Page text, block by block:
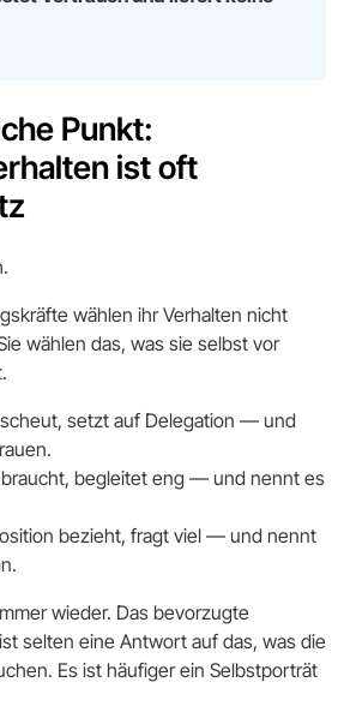
Punkt:
ist oft
wählen ihr Verhalten nicht
wählen das, was sie selbst vor
setzt auf Delegation — und
braucht, begleitet eng — und nennt es
bezieht, fragt viel — und nennt
wieder. Das bevorzugte
selten eine Antwort auf das, was die
Es ist häufiger ein Selbstporträt